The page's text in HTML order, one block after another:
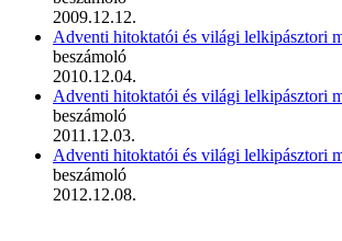
2009.12.12.
Adventi hitoktatói és világi lelkipásztori
beszámoló
2010.12.04.
Adventi hitoktatói és világi lelkipásztori
beszámoló
2011.12.03.
Adventi hitoktatói és világi lelkipásztori
beszámoló
2012.12.08.